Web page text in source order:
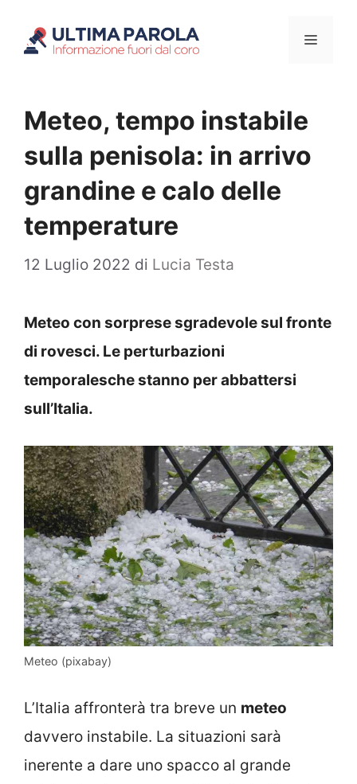
Menu
Meteo, tempo instabile
sulla penisola: in arrivo
grandine e calo delle
temperature
12 Luglio 2022 di Lucia Testa
Meteo con sorprese sgradevole sul fronte
di rovesci. Le perturbazioni
temporalesche stanno per abbattersi
sull’Italia.
Meteo (pixabay)
L’Italia affronterà tra breve un meteo
davvero instabile. La situazioni sarà
inerente a dare uno spacco al grande